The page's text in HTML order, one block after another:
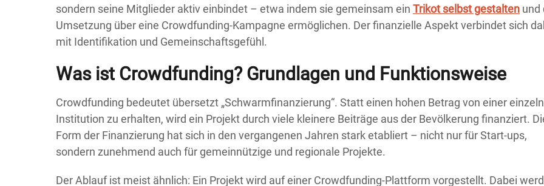
sondern seine Mitglieder aktiv einbindet – etwa indem sie gemeinsam ein Trikot selbst gestalten und
Umsetzung über eine Crowdfunding-Kampagne ermöglichen. Der finanzielle Aspekt verbindet sich
mit Identifikation und Gemeinschaftsgefühl.
Was ist Crowdfunding? Grundlagen und Funktionsweise
Crowdfunding bedeutet übersetzt „Schwarmfinanzierung“. Statt einen hohen Betrag von einer
Institution zu erhalten, wird ein Projekt durch viele kleinere Beiträge aus der Bevölkerung finanziert.
Form der Finanzierung hat sich in den vergangenen Jahren stark etabliert – nicht nur für Start-ups,
sondern zunehmend auch für gemeinnützige und regionale Projekte.
Der Ablauf ist meist ähnlich: Ein Projekt wird auf einer Crowdfunding-Plattform vorgestellt. Dabei